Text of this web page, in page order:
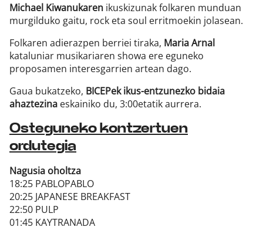
Michael Kiwanukaren ikuskizunak folkaren munduan
murgilduko gaitu, rock eta soul erritmoekin jolasean.
Folkaren adierazpen berriei tiraka, Maria Arnal
kataluniar musikariaren showa ere eguneko
proposamen interesgarrien artean dago.
Gaua bukatzeko, BICEPek ikus-entzunezko bidaia
ahaztezina eskainiko du, 3:00etatik aurrera.
Osteguneko kontzertuen
ordutegia
Nagusia oholtza
18:25 PABLOPABLO
20:25 JAPANESE BREAKFAST
22:50 PULP
01:45 KAYTRANADA